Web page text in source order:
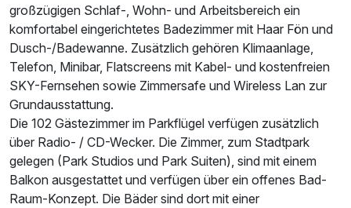
großzügigen Schlaf-, Wohn- und Arbeitsbereich ein
komfortabel eingerichtetes Badezimmer mit Haar Fön und
Dusch-/Badewanne. Zusätzlich gehören Klimaanlage,
Telefon, Minibar, Flatscreens mit Kabel- und kostenfreien
SKY-Fernsehen sowie Zimmersafe und Wireless Lan zur
Grundausstattung.
Die 102 Gästezimmer im Parkflügel verfügen zusätzlich
über Radio- / CD-Wecker. Die Zimmer, zum Stadtpark
gelegen (Park Studios und Park Suiten), sind mit einem
Balkon ausgestattet und verfügen über ein offenes Bad-
Raum-Konzept. Die Bäder sind dort mit einer